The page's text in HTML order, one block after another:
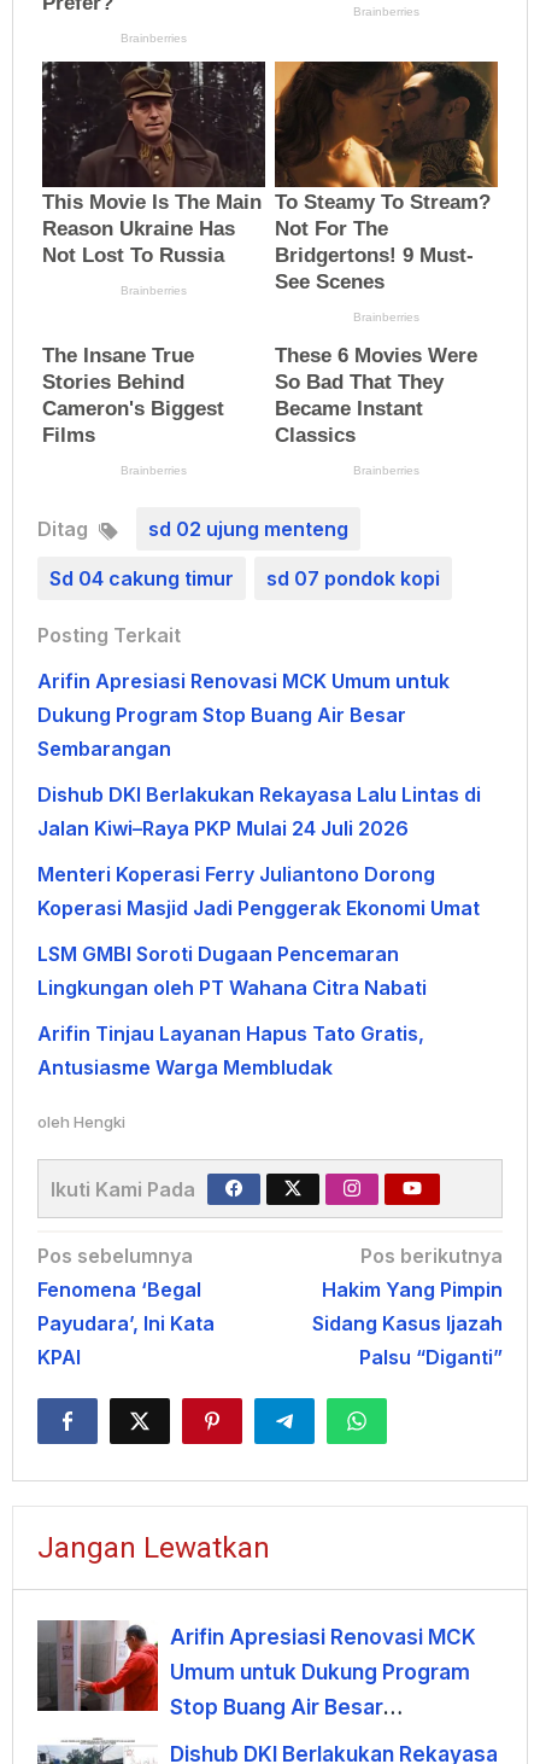
Ditag sd 02 ujung menteng
Sd 04 cakung timur sd 07 pondok kopi
Posting Terkait
Arifin Apresiasi Renovasi MCK Umum untuk
Dukung Program Stop Buang Air Besar
Sembarangan
Dishub DKI Berlakukan Rekayasa Lalu Lintas di
Jalan Kiwi–Raya PKP Mulai 24 Juli 2026
Menteri Koperasi Ferry Juliantono Dorong
Koperasi Masjid Jadi Penggerak Ekonomi Umat
LSM GMBI Soroti Dugaan Pencemaran
Lingkungan oleh PT Wahana Citra Nabati
Arifin Tinjau Layanan Hapus Tato Gratis,
Antusiasme Warga Membludak
oleh Hengki
Ikuti Kami Pada
Navigasi
pos
Pos sebelumnya
Fenomena ‘Begal
Payudara’, Ini Kata
KPAI
Pos berikutnya
Hakim Yang Pimpin
Sidang Kasus Ijazah
Palsu “Diganti”
Jangan Lewatkan
Arifin Apresiasi Renovasi MCK
Umum untuk Dukung Program
Stop Buang Air Besar
Sembarangan
Dishub DKI Berlakukan Rekayasa